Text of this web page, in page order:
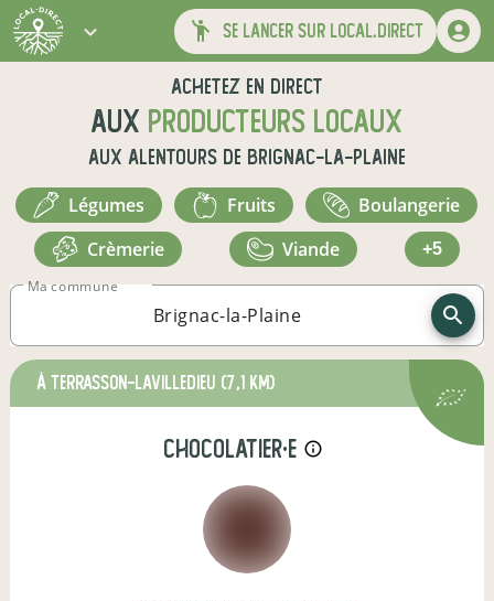
se lancer sur local.direct
Achetez en direct
aux producteurs locaux
aux alentours de Brignac-la-Plaine
légumes fruits
boulangerie
crèmerie
viande +5
Ma commune
à Terrasson-Lavilledieu (7,1 km)
chocolatier·e info_outline